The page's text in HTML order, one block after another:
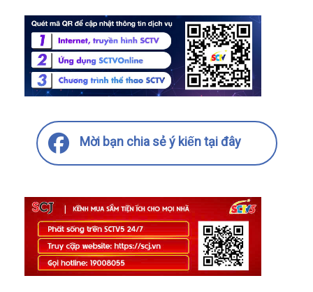
Mời bạn chia sẻ ý kiến tại đây